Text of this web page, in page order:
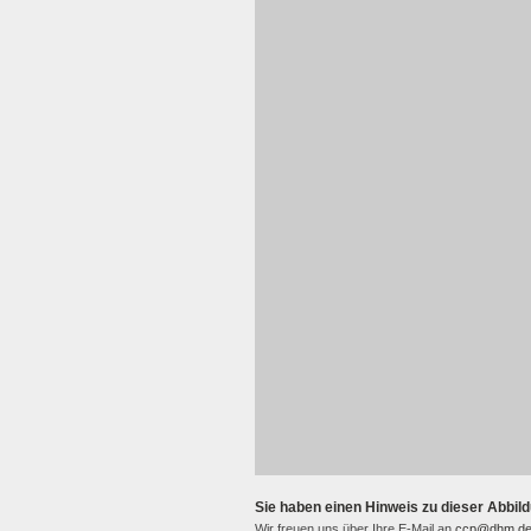
Sie haben einen Hinweis zu dieser